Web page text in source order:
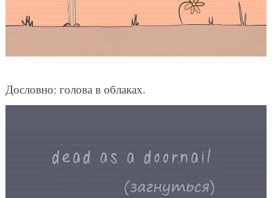
Дословно: голова в облаках.